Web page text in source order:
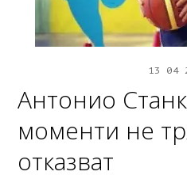
13 04
Антонио
моменти не
отказват